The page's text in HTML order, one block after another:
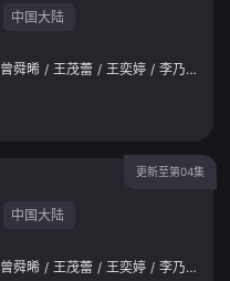
中国大陆
曾舜晞 / 王茂蕾 / 王奕婷 / 李乃文
更新至第04集
中国大陆
曾舜晞 / 王茂蕾 / 王奕婷 / 李乃文